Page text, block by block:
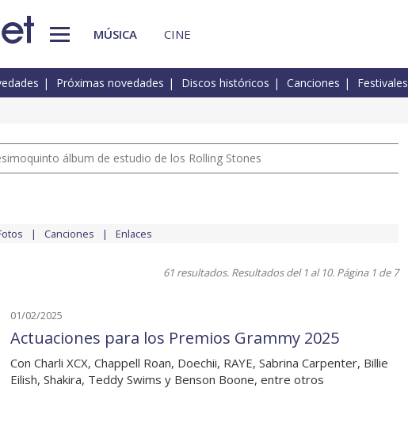
MÚSICA CINE
Próximas novedades Discos históricos Canciones Festivales
álbum de estudio de los Rolling Stones
Canciones Enlaces
61 resultados. Resultados del 1 al 10. Página 1 de 7
01/02/2025
Actuaciones para los Premios Grammy 2025
Con Charli XCX, Chappell Roan, Doechii, RAYE, Sabrina Carpenter, Billie
Eilish, Shakira, Teddy Swims y Benson Boone, entre otros